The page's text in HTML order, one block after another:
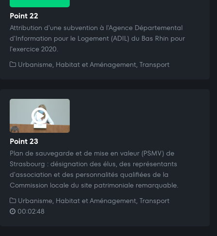
Point 22
Attribution d'une subvention à l'Agence Départemental
d'Information pour le Logement (ADIL) du Bas Rhin pour
l'exercice 2020.
Urbanisme, Habitat et Aménagement, Transport
Point 23
Plan de sauvegarde et de mise en valeur (PSMV) de
Strasbourg : désignation des élus, des représentants
d'association et des personnalités qualifiées de la
Commission locale du site patrimoniale remarquable.
Urbanisme, Habitat et Aménagement, Transport
00:02:48